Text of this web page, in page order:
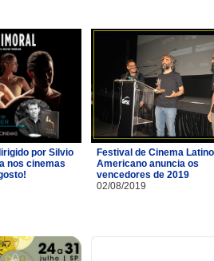
por Silvio
nos cinemas
Festival de Cinema
Americano anuncia os
vencedores de 2019
02/08/2019